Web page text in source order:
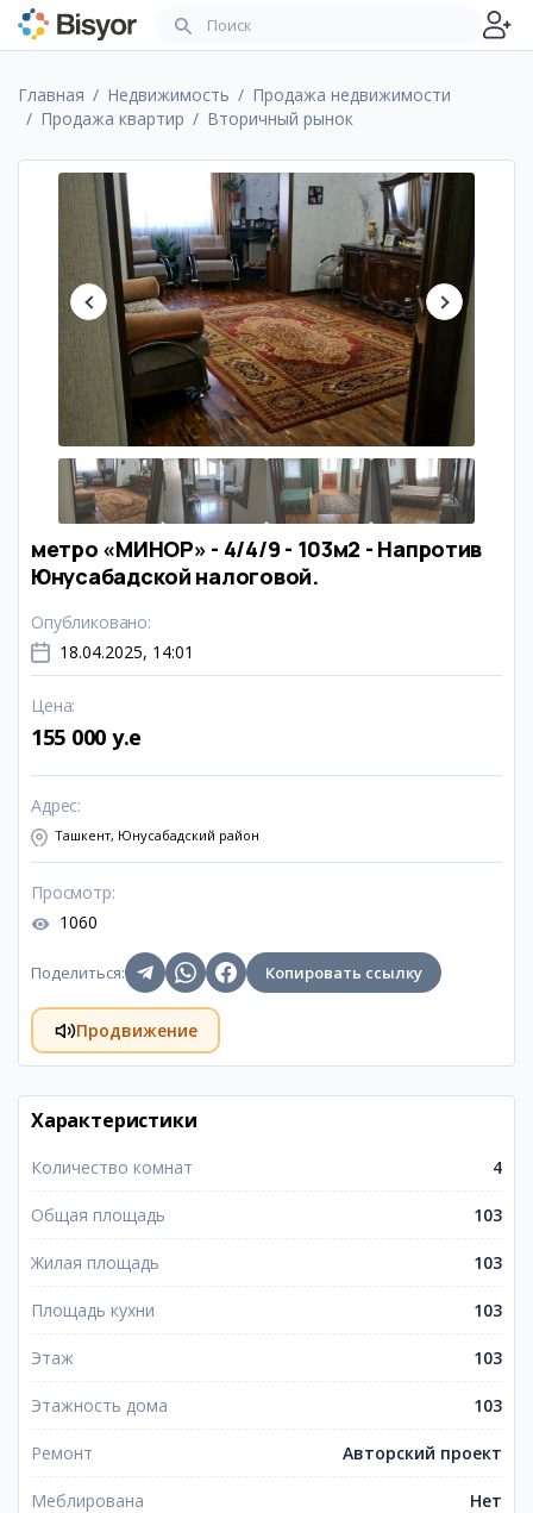
Главная Недвижимость
Продажа недвижимости
Продажа квартир
Вторичный рынок
метро «МИНОР» - 4/4/9 - 103м2 - Напротив
Юнусабадской налоговой.
Опубликовано:
18.04.2025, 14:01
Цена:
155 000 y.e
Адрес:
Ташкент, Юнусабадский район
Просмотр:
1060
Поделиться: Копировать ссылку
Продвижение
Характеристики
Количество комнат 4
Общая площадь 103
Жилая площадь 103
Площадь кухни 103
Этаж 103
Этажность дома 103
Ремонт Авторский проект
Меблирована Нет